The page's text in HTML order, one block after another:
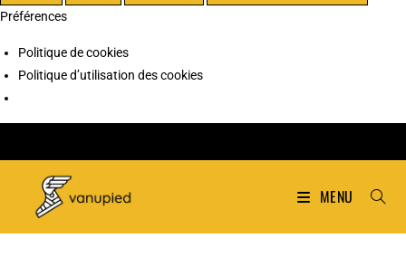
Préférences
Politique de cookies
Politique d’utilisation des cookies
MENU